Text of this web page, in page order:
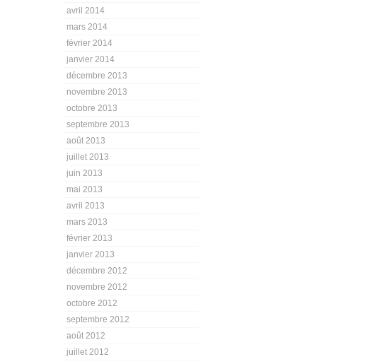
avril 2014
mars 2014
février 2014
janvier 2014
décembre 2013
novembre 2013
octobre 2013
septembre 2013
août 2013
juillet 2013
juin 2013
mai 2013
avril 2013
mars 2013
février 2013
janvier 2013
décembre 2012
novembre 2012
octobre 2012
septembre 2012
août 2012
juillet 2012